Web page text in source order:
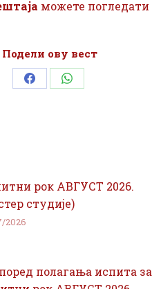
можете погледати
Подели ову вест
Share Share
рок АВГУСТ 2026.
студије)
2026
полагања испита за